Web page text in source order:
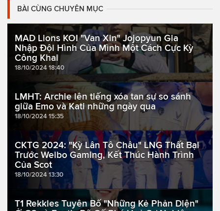
BÀI CÙNG CHUYÊN MỤC
MAD Lions KOI "Van Xin" Jojopyun Gia
Nhập Đội Hình Của Mình Một Cách Cực Kỳ
Công Khai
18/10/2024 18:40
LMHT: Archie lên tiếng xóa tan sự so sánh
giữa Emo và Kati những ngày qua
18/10/2024 15:35
CKTG 2024: "Kỳ Lân Tô Châu" LNG Thất Bại
Trước Weibo Gaming, Kết Thúc Hành Trình
Của Scot
18/10/2024 13:30
T1 Rekkles Tuyên Bố "Những Kẻ Phản Diện"